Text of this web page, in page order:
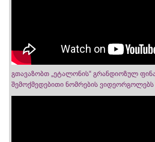
გთავაზობთ „ეტალონის“ გრანდიოზულ
შემოქმედებითი ნომრების ვიდეორგოლებს